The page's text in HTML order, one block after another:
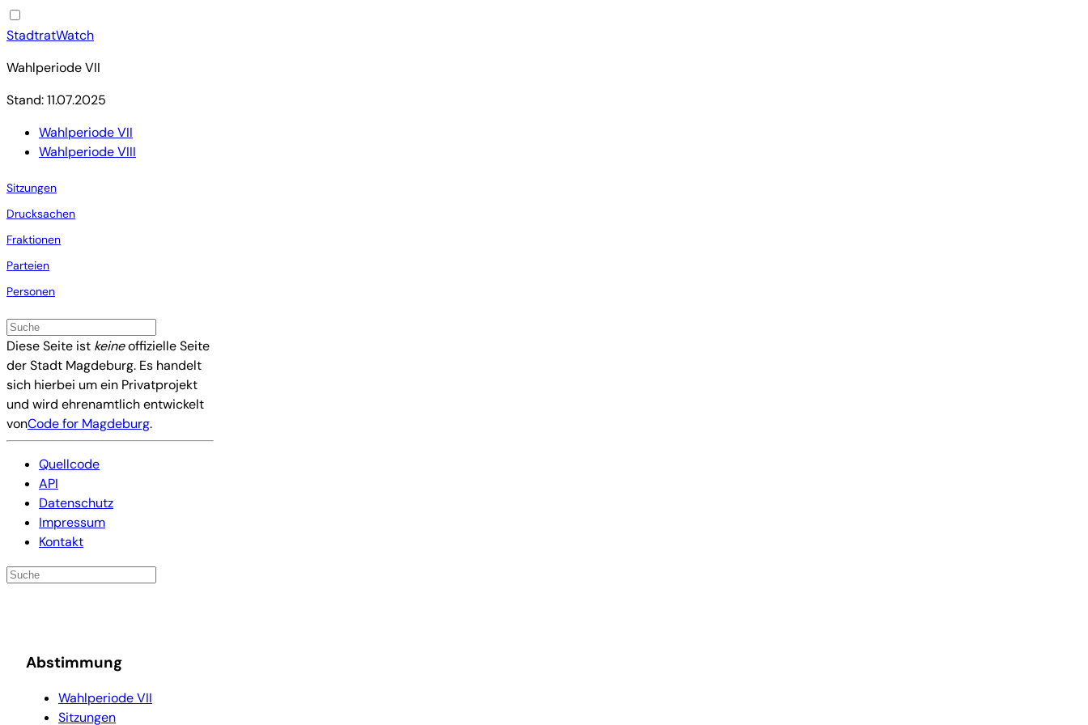
StadtratWatch
Wahlperiode VII
Stand: 11.07.2025
Wahlperiode VII
Wahlperiode VIII
Sitzungen
Drucksachen
Fraktionen
Parteien
Personen
Diese Seite ist keineoffizielle Seite
der Stadt Magdeburg. Es handelt
sich hierbei um ein Privatprojekt
und wird ehrenamtlich entwickelt
vonCode for Magdeburg.
Quellcode
API
Datenschutz
Impressum
Kontakt
Abstimmung
Wahlperiode VII
Sitzungen